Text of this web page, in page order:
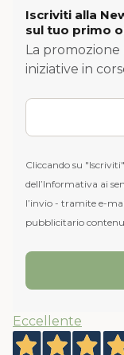
Iscriviti alla
sul tuo primo
La
iniziative in
Cliccando su
dell’Informativa ai
l’invio - tramite e-
pubblicitario
Eccellente